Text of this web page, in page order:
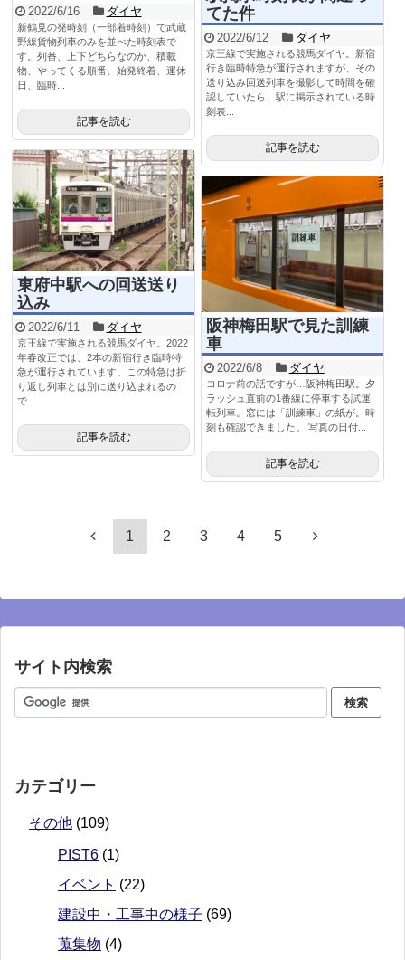
2022/6/16 ダイヤ
新鶴見の発時刻（一部着時刻）で武蔵
野線貨物列車のみを並べた時刻表で
す。列番、上下どちらなのか、積載
物、やってくる順番、始発終着、運休
日、臨時...
記事を読む
てた件
2022/6/12 ダイヤ
京王線で実施される競馬ダイヤ。新宿
行き臨時特急が運行されますが、その
送り込み回送列車を撮影して時間を確
認していたら、駅に掲示されている時
刻表...
記事を読む
東府中駅への回送送り
込み
2022/6/11 ダイヤ
京王線で実施される競馬ダイヤ。2022
年春改正では、2本の新宿行き臨時特
急が運行されています。この特急は折
り返し列車とは別に送り込まれるの
で...
記事を読む
阪神梅田駅で見た訓練
車
2022/6/8 ダイヤ
コロナ前の話ですが…阪神梅田駅。夕
ラッシュ直前の1番線に停車する試運
転列車。窓には「訓練車」の紙が。時
刻も確認できました。 写真の日付...
記事を読む
1 2 3 4 5
サイト内検索
カテゴリー
その他 (109)
PIST6 (1)
イベント (22)
建設中・工事中の様子 (69)
蒐集物 (4)